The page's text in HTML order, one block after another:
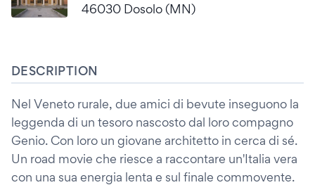
46030 Dosolo (MN)
DESCRIPTION
Nel Veneto rurale, due amici di bevute inseguono la
leggenda di un tesoro nascosto dal loro compagno
Genio. Con loro un giovane architetto in cerca di sé.
Un road movie che riesce a raccontare un'Italia vera
con una sua energia lenta e sul finale commovente.